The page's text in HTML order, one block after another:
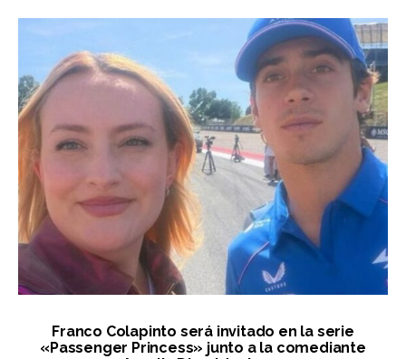
Franco Colapinto será invitado en la serie
«Passenger Princess» junto a la comediante